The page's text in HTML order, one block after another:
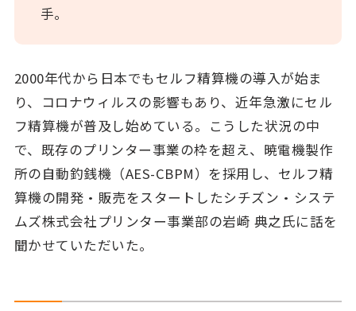
手。
2000年代から日本でもセルフ精算機の導入が始ま
り、コロナウィルスの影響もあり、近年急激にセル
フ精算機が普及し始めている。こうした状況の中
で、既存のプリンター事業の枠を超え、暁電機製作
所の自動釣銭機（AES-CBPM）を採用し、セルフ精
算機の開発・販売をスタートしたシチズン・システ
ムズ株式会社プリンター事業部の岩崎 典之氏に話を
聞かせていただいた。